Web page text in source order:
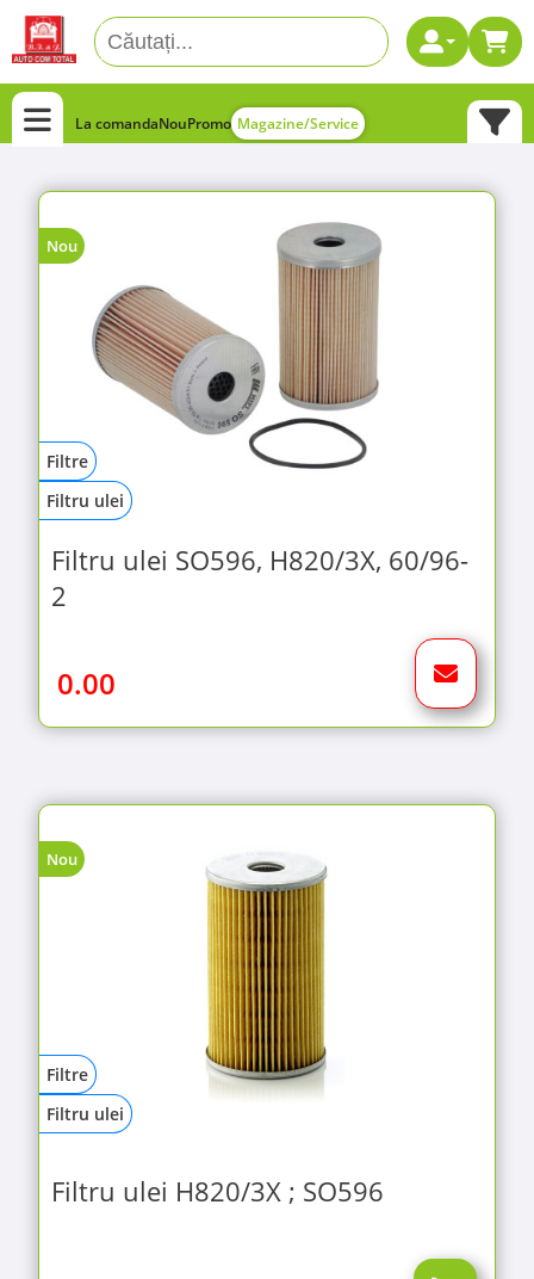
La comandaNouPromo Magazine/Service
Nou
Filtre
Filtru ulei
Filtru ulei SO596, H820/3X, 60/96-
2
0.00
Nou
Filtre
Filtru ulei
Filtru ulei H820/3X ; SO596